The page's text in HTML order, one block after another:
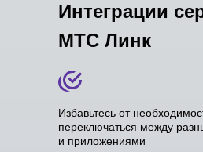
Интеграции
МТС Линк
Избавьтесь от
переключаться между
и приложениями